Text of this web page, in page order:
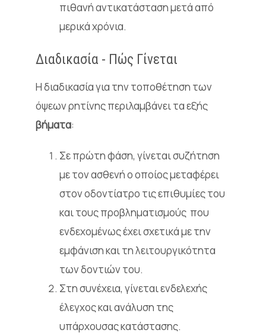
πιθανή αντικατάσταση μετά από
μερικά χρόνια.
Διαδικασία - Πώς Γίνεται
Ηδιαδικασία για την τοποθέτηση των
όψεων ρητίνης περιλαμβάνει τα εξής
βήματα:
Σε πρώτη φάση, γίνεται συζήτηση
με τον ασθενή ο οποίος μεταφέρει
στον οδοντίατρο τις επιθυμίες του
και τους προβληματισμούς που
ενδεχομένως έχει σχετικά με την
εμφάνιση και τη λειτουργικότητα
των δοντιών του.
Στη συνέχεια, γίνεται ενδελεχής
έλεγχος και ανάλυση της
υπάρχουσας κατάστασης.